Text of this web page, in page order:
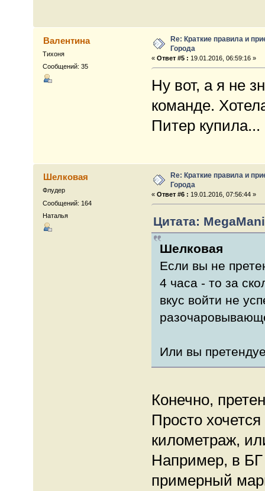
Валентина
Тихоня
Сообщений: 35
Re: Краткие правила и
Города
« Ответ #5 : 19.01.2016, 06:59:16 »
Ну вот, а я не
команде.
Питер купила...
Шелковая
Флудер
Сообщений: 164
Наталья
Re: Краткие правила и
Города
« Ответ #6 : 19.01.2016, 07:56:44 »
Цитата:
Шелковая
Если вы не
4 часа - то за
вкус войти не
Или вы
Конечно,
Просто
километраж,
Например, в БГ
примерный